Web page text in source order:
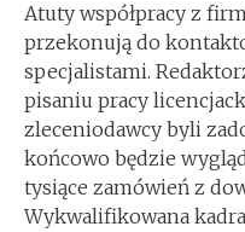
Atuty współpracy z
przekonują do
specjalistami.
pisaniu pracy
zleceniodawcy byli
końcowo będzie
tysiące zamówień z
Wykwalifikowana